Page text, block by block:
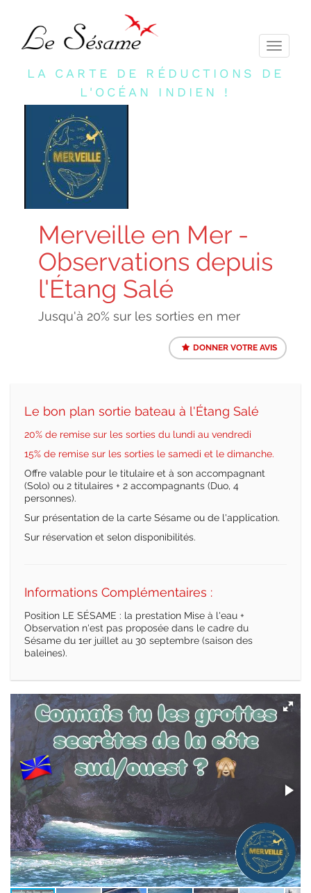
Toggle
LA CARTE DE RÉDUCTIONS DE
L'OCÉAN INDIEN !
Merveille en Mer -
Observations depuis
l'Étang Salé
Jusqu'à 20% sur les sorties en mer
DONNER VOTRE AVIS
Le bon plan sortie bateau à l'Étang Salé
20% de remise sur les sorties du lundi au vendredi
15% de remise sur les sorties le samedi et le dimanche.
Offre valable pour le titulaire et à son accompagnant
(Solo) ou 2 titulaires + 2 accompagnants (Duo, 4
personnes).
Sur présentation de la carte Sésame ou de l'application.
Sur réservation et selon disponibilités.
Informations Complémentaires :
Position LE SÉSAME : la prestation Mise à l'eau +
Observation n'est pas proposée dans le cadre du
Sésame du 1er juillet au 30 septembre (saison des
baleines).